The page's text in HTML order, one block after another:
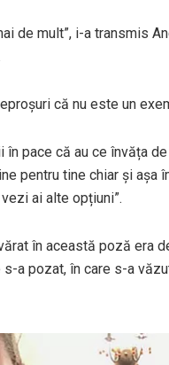
de mult”, i-a transmis
că nu este un
pace că au ce învăța
pentru tine chiar și așa
ai alte opțiuni”.
în această poză era
a pozat, în care s-a